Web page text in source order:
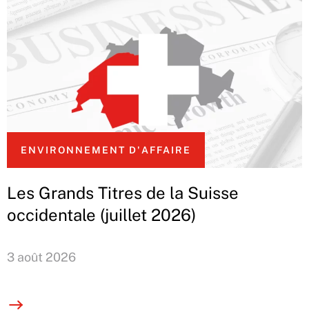
ENVIRONNEMENT D'AFFAIRE
Les Grands Titres de la Suisse
occidentale (juillet 2026)
3 août 2026